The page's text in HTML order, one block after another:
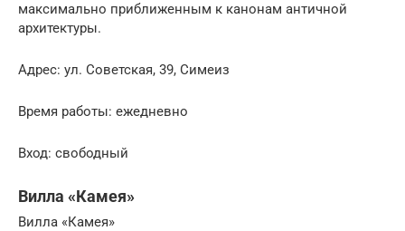
максимально приближенным к канонам античной
архитектуры.
Адрес: ул. Советская, 39, Симеиз
Время работы: ежедневно
Вход: свободный
Вилла «Камея»
Вилла «Камея»